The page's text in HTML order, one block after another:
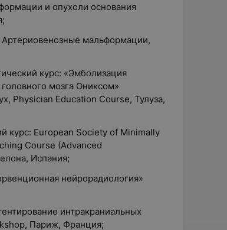
и опухоли основания
мальформации,
курс: «Эмболизация
мозга Ониксом»
Physician Education Course, Тулуза,
курс: European Society of Minimally
Course (Advanced
Испания;
нейрорадиология»
интракраниальных
Париж, Франция;